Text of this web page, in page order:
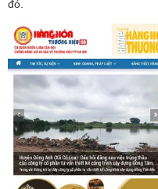
đó.